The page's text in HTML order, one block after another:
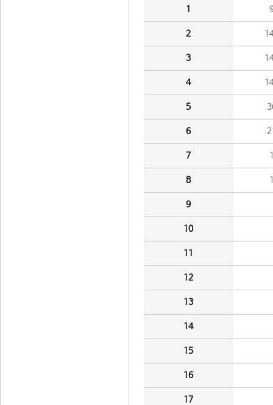
1
2
3
4
5
6
7
8
9
10
11
12
13
14
15
16
17